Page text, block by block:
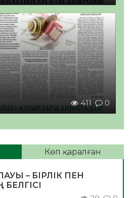
411 0
Көп қаралған
– БІРЛІК ПЕН